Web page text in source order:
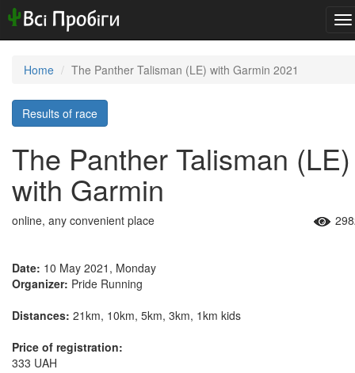
Home The Panther Talisman (LE) with Garmin 2021
Results of race
The Panther Talisman (LE)
with Garmin
online, any convenient place
Date: 10 May 2021, Monday
Organizer: Pride Running
Distances: 21km, 10km, 5km, 3km, 1km kids
Price of registration:
333 UAH